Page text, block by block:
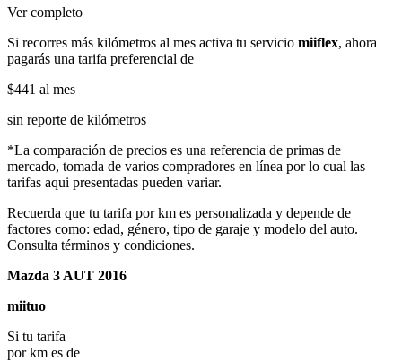
Ver completo
Si recorres más kilómetros al mes activa tu servicio miiflex, ahora
pagarás una tarifa preferencial de
$441 al mes
sin reporte de kilómetros
*La comparación de precios es una referencia de primas de
mercado, tomada de varios compradores en línea por lo cual las
tarifas aqui presentadas pueden variar.
Recuerda que tu tarifa por km es personalizada y depende de
factores como: edad, género, tipo de garaje y modelo del auto.
Consulta términos y condiciones.
Mazda 3 AUT 2016
miituo
Si tu tarifa
por km es de